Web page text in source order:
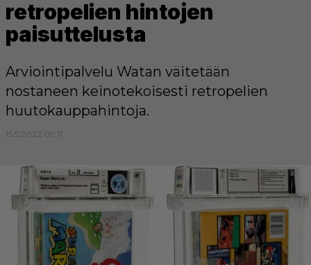
retropelien hintojen
paisuttelusta
Arviointipalvelu Watan väitetään
nostaneen keinotekoisesti retropelien
huutokauppahintoja.
15.5.2022 09:11